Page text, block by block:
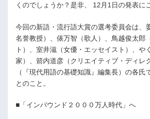
くのでしょうか？是非、 12月1日の発表に
今回の新語・流行語大賞の選考委員会は、
名誉教授）、俵万智（歌人）、鳥越俊太郎
ト）、室井滋（女優・エッセイスト）、や
家）、箭内道彦（クリエイティブ・ディレ
（『現代用語の基礎知識』編集長）の各氏
とのこと。
■「インバウンド２０００万人時代」へ